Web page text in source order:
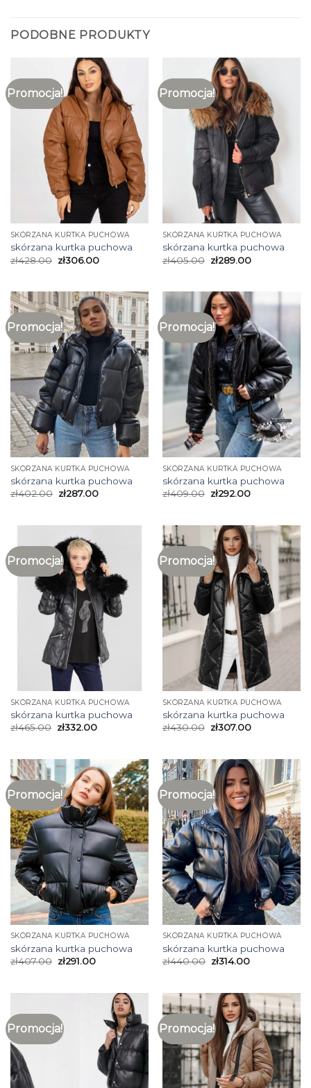
PODOBNE PRODUKTY
Promocja!
SKÓRZANA KURTKA PUCHOWA
skórzana kurtka puchowa
zł428.00 zł306.00
Promocja!
SKÓRZANA KURTKA PUCHOWA
skórzana kurtka puchowa
zł405.00 zł289.00
Promocja!
SKÓRZANA KURTKA PUCHOWA
skórzana kurtka puchowa
zł402.00 zł287.00
Promocja!
SKÓRZANA KURTKA PUCHOWA
skórzana kurtka puchowa
zł409.00 zł292.00
Promocja!
SKÓRZANA KURTKA PUCHOWA
skórzana kurtka puchowa
zł465.00 zł332.00
Promocja!
SKÓRZANA KURTKA PUCHOWA
skórzana kurtka puchowa
zł430.00 zł307.00
Promocja!
SKÓRZANA KURTKA PUCHOWA
skórzana kurtka puchowa
zł407.00 zł291.00
Promocja!
SKÓRZANA KURTKA PUCHOWA
skórzana kurtka puchowa
zł440.00 zł314.00
Promocja! Promocja!